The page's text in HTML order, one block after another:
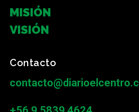
MISIÓN
VISIÓN
Contacto
contacto@diarioelcentro.cl